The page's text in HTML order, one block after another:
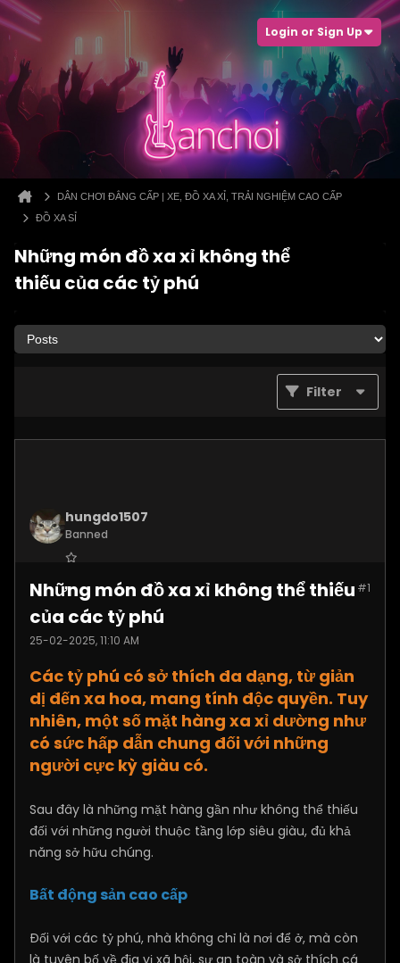
Login or Sign Up
DÂN CHƠI ĐẲNG CẤP | XE, ĐỒ XA XỈ, TRẢI NGHIỆM CAO CẤP
ĐỒ XA SỈ
Những món đồ xa xỉ không thể
thiếu của các tỷ phú
Filter
hungdo1507
Banned
Posts:3873 #1
Những món đồ xa xỉ không thể thiếu
của các tỷ phú
25-02-2025, 11:10 AM
Các tỷ phú có sở thích đa dạng, từ giản
dị đến xa hoa, mang tính độc quyền. Tuy
nhiên, một số mặt hàng xa xỉ dường như
có sức hấp dẫn chung đối với những
người cực kỳ giàu có.
Sau đây là những mặt hàng gần như không thể thiếu
đối với những người thuộc tầng lớp siêu giàu, đủ khả
năng sở hữu chúng.
Bất động sản cao cấp
Đối với các tỷ phú, nhà không chỉ là nơi để ở, mà còn
là tuyên bố về địa vị xã hội, sự an toàn và sở thích cá